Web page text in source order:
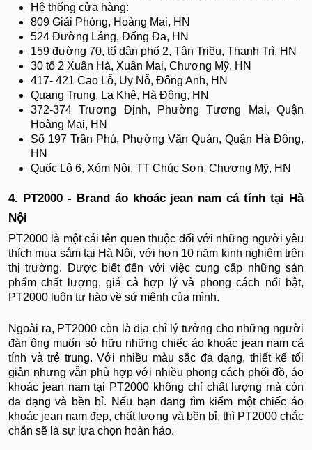
Hệ thống cửa hàng:
809 Giải Phóng, Hoàng Mai, HN
524 Đường Láng, Đống Đa, HN
159 đường 70, tổ dân phố 2, Tân Triều, Thanh Trì, HN
30 tổ 2 Xuân Hà, Xuân Mai, Chương Mỹ, HN
417- 421 Cao Lỗ, Uy Nỗ, Đông Anh, HN
Quang Trung, La Khê, Hà Đông, HN
372-374 Trương Định, Phường Tương Mai, Quận
Hoàng Mai, HN
Số 197 Trần Phú, Phường Văn Quán, Quận Hà Đông,
HN
Quốc Lộ 6, Xóm Nội, TT Chúc Sơn, Chương Mỹ, HN
4. PT2000 - Brand áo khoác jean nam cá tính tại Hà
Nội
PT2000 là một cái tên quen thuộc đối với những người yêu
thích mua sắm tại Hà Nội, với hơn 10 năm kinh nghiệm trên
thị trường. Được biết đến với việc cung cấp những sản
phẩm chất lượng, giá cả hợp lý và phong cách nổi bật,
PT2000 luôn tự hào về sứ mệnh của mình.
Ngoài ra, PT2000 còn là địa chỉ lý tưởng cho những người
đàn ông muốn sở hữu những chiếc áo khoác jean nam cá
tính và trẻ trung. Với nhiều màu sắc đa dạng, thiết kế tối
giản nhưng vẫn phù hợp với nhiều phong cách phối đồ, áo
khoác jean nam tại PT2000 không chỉ chất lượng mà còn
đa dạng và bền bỉ. Nếu bạn đang tìm kiếm một chiếc áo
khoác jean nam đẹp, chất lượng và bền bỉ, thì PT2000 chắc
chắn sẽ là sự lựa chọn hoàn hảo.